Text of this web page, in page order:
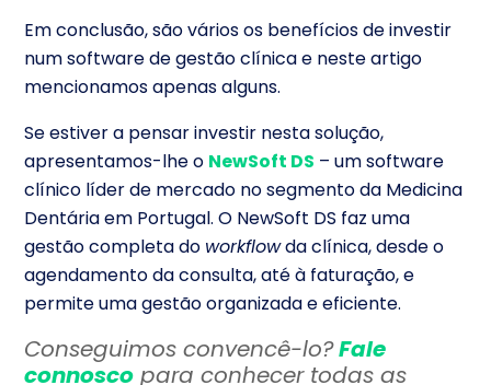
Em conclusão, são vários os benefícios de investir
num software de gestão clínica e neste artigo
mencionamos apenas alguns.
Se estiver a pensar investir nesta solução,
apresentamos-lhe o NewSoft DS – um software
clínico líder de mercado no segmento da Medicina
Dentária em Portugal. O NewSoft DS faz uma
gestão completa do workflowda clínica, desde o
agendamento da consulta, até à faturação, e
permite uma gestão organizada e eficiente.
Conseguimos convencê-lo?Fale
connosco para conhecer todas as